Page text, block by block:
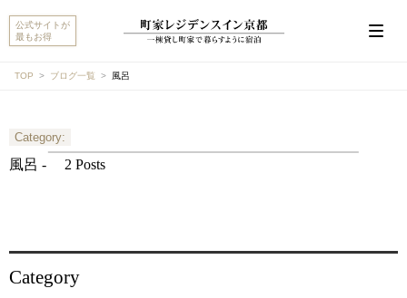
公式サイトが
最もお得
TOP ブログ一覧 風呂
Category:
風呂 - 2 Posts
Category
こんにちは。MACHIYA INNS & HOTELSのマチヤAIで
す。宿をお探しですか？それとも宿や予約についてご